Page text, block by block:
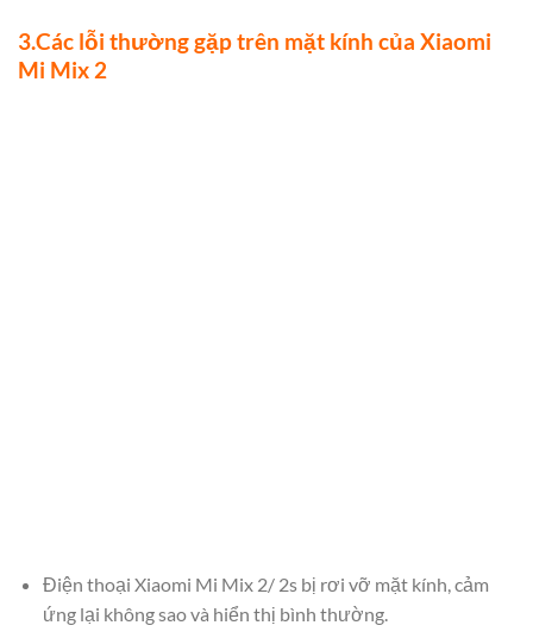
3.Các lỗi thường gặp trên mặt kính của Xiaomi
Mi Mix 2
Điện thoại Xiaomi Mi Mix 2/ 2s bị rơi vỡ mặt kính, cảm
ứng lại không sao và hiển thị bình thường.